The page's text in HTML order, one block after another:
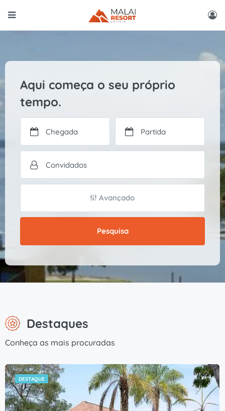
Aqui começa o seu próprio
tempo.
Avançado
Pesquisa
Destaques
Conheça as mais procuradas
DESTAQUE